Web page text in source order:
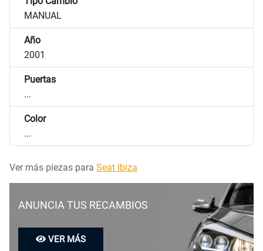
MANUAL
Año
2001
Puertas
...
Color
...
Ver más piezas para Seat Ibiza
ANUNCIA TUS RECAMBIOS
VER MÁS